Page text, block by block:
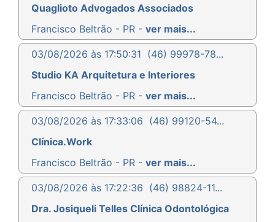
Quaglioto Advogados Associados
Francisco Beltrão - PR - ver mais...
03/08/2026 às 17:50:31 (46) 99978-78...
Studio KA Arquitetura e Interiores
Francisco Beltrão - PR - ver mais...
03/08/2026 às 17:33:06 (46) 99120-54...
Clínica.Work
Francisco Beltrão - PR - ver mais...
03/08/2026 às 17:22:36 (46) 98824-11...
Dra. Josiqueli Telles Clínica Odontológica